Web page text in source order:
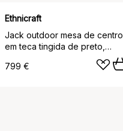
Ethnicraft
Jack outdoor mesa de centro
em teca tingida de preto,
799 €